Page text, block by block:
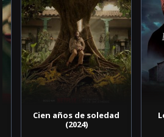
Cien años de soledad
(2024)